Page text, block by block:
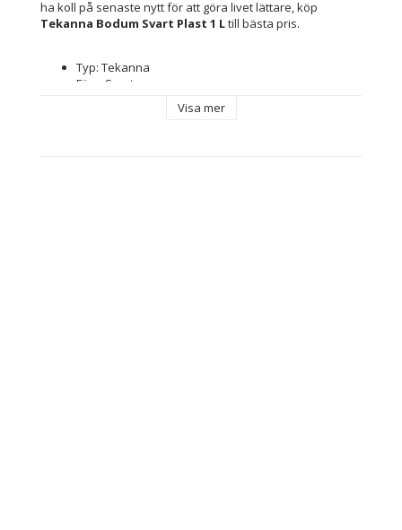
Tekanna Bodum Svart Plast 1 L till bästa pris.
Typ: Tekanna
Färg: Svart
Visa mer